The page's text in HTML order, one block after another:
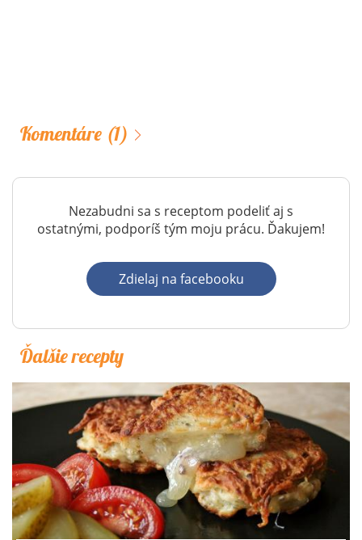
Komentáre (1)
Nezabudni sa s receptom podeliť aj s
ostatnými, podporíš tým moju prácu. Ďakujem!
Zdielaj na facebooku
Ďalšie recepty